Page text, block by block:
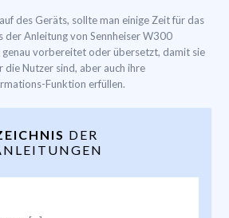
des Geräts, sollte man einige Zeit für das
der Anleitung von Sennheiser W300
vorbereitet oder übersetzt, damit sie
Nutzer sind, aber auch ihre
Funktion erfüllen.
DER